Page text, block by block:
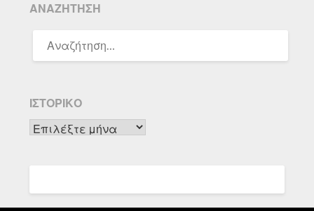
ΑΝΑΖΉΤΗΣΗ
ΓΙΑ:
ΙΣΤΟΡΙΚΌ
Ιστορικό